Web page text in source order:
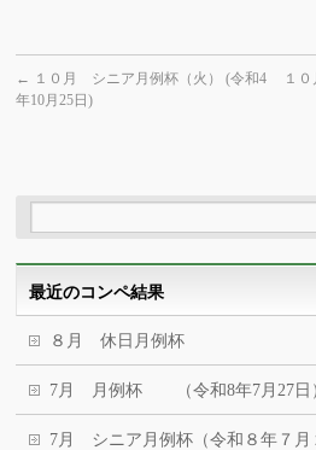
← １０月 シニア月例杯（火） (令和4
年10月25日)
１
最近のコンペ結果
８月 休日月例杯 （令
7月 月例杯 （令和8年7月27日
7月 シニア月例杯（令和８年７月